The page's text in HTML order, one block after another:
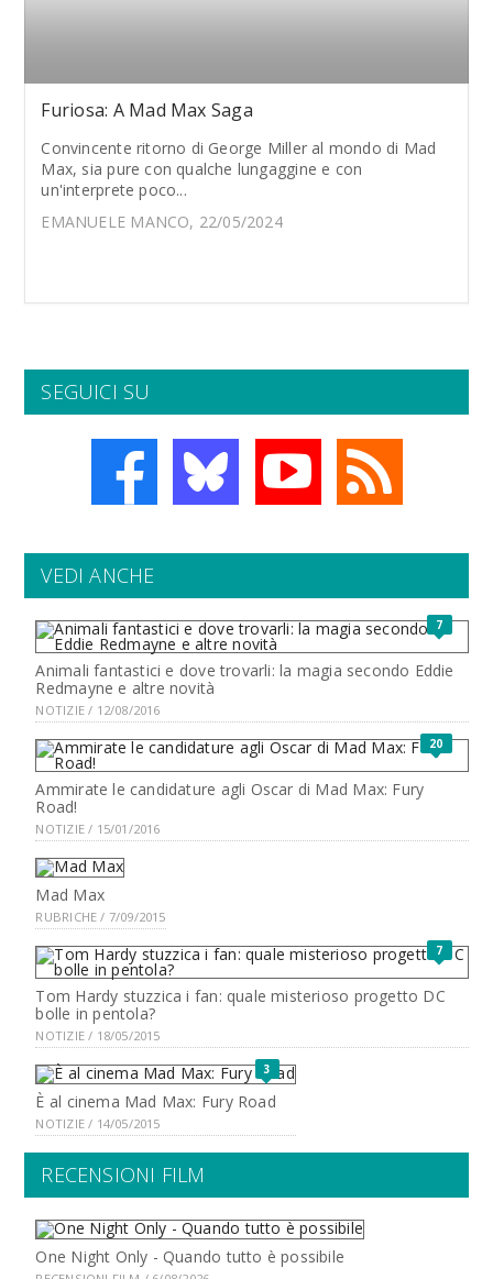
Furiosa: A Mad Max Saga
Convincente ritorno di George Miller al mondo di Mad
Max, sia pure con qualche lungaggine e con
un'interprete poco...
EMANUELE MANCO, 22/05/2024
SEGUICI SU
VEDI ANCHE
7
Animali fantastici e dove trovarli: la magia secondo Eddie
Redmayne e altre novità
NOTIZIE / 12/08/2016
20
Ammirate le candidature agli Oscar di Mad Max: Fury
Road!
NOTIZIE / 15/01/2016
Mad Max
RUBRICHE / 7/09/2015
7
Tom Hardy stuzzica i fan: quale misterioso progetto DC
bolle in pentola?
NOTIZIE / 18/05/2015
3
È al cinema Mad Max: Fury Road
NOTIZIE / 14/05/2015
RECENSIONI FILM
One Night Only - Quando tutto è possibile